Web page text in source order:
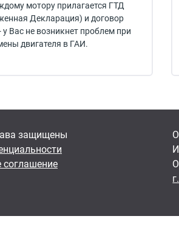
мотору прилагается ГТД
Декларация) и договор
Вас не возникнет проблем при
двигателя в ГАИ.
защищены
соглашение